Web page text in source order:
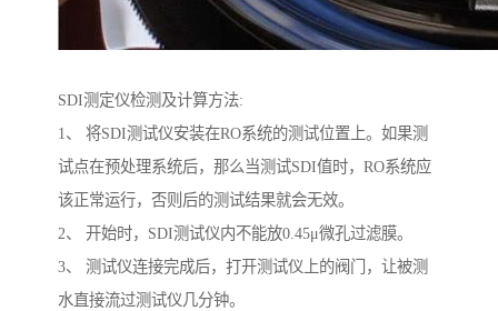
SDI测定仪检测及计算方法:
1、 将SDI测试仪安装在RO系统的测试位置上。如果测
试点在预处理系统后，那么当测试SDI值时，RO系统应
该正常运行，否则后的测试结果就会无效。
2、 开始时，SDI测试仪内不能放0.45μ微孔过滤膜。
3、 测试仪连接完成后，打开测试仪上的阀门，让被测
水直接流过测试仪几分钟。